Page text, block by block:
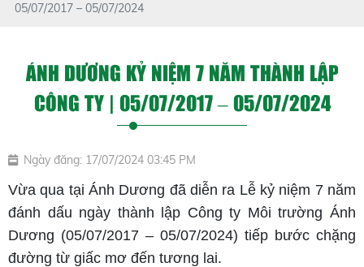
05/07/2017 – 05/07/2024
ÁNH DƯƠNG KỶ NIỆM 7 NĂM THÀNH LẬP
CÔNG TY | 05/07/2017 – 05/07/2024
Ngày đăng: 17/07/2024 03:45 PM
Vừa qua tại Ánh Dương đã diễn ra Lễ kỷ niệm 7 năm
đánh dấu ngày thành lập Công ty Môi trường Ánh
Dương (05/07/2017 – 05/07/2024) tiếp bước chặng
đường từ giấc mơ đến tương lai.